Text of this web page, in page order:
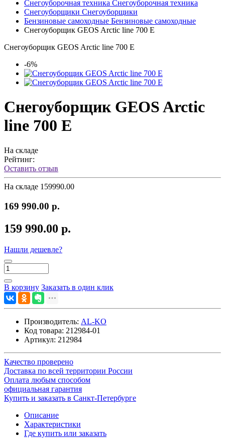
Снегоуборочная техника Снегоуборочная техника
Снегоуборщики Снегоуборщики
Бензиновые самоходные Бензиновые самоходные
Снегоуборщик GEOS Arctic line 700 E
Снегоуборщик GEOS Arctic line 700 E
-6%
Снегоуборщик GEOS Arctic
line 700 E
На складе
Рейтинг:
Оставить отзыв
На складе 159990.00
169 990.00 р.
159 990.00 р.
Нашли дешевле?
В корзину Заказать в один клик
Производитель: AL-KO
Код товара: 212984-01
Артикул: 212984
Качество проверено
Доставка по всей территории России
Оплата любым способом
официальная гарантия
Купить и заказать в Санкт-Петербурге
Описание
Характеристики
Где купить или заказать